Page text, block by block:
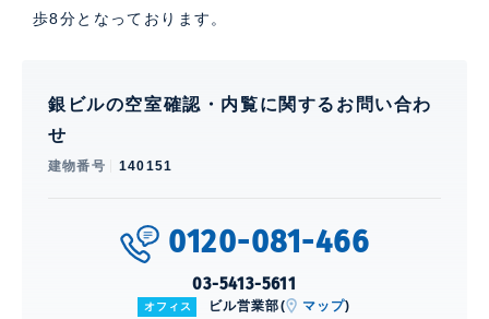
歩8分となっております。
銀ビルの空室確認・内覧に関するお問い合わ
せ
建物番号 140151
0120-081-466
03-5413-5611
オフィス ビル営業部( マップ)